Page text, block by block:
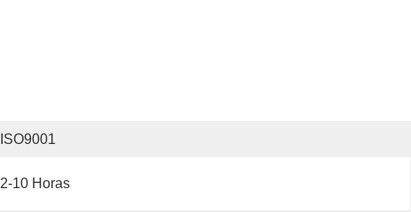
ISO9001
2-10 Horas